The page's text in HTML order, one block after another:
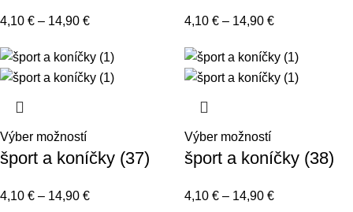
4,10 € – 14,90 € 4,10 € – 14,90 €
Výber možností
šport a koníčky (37)
4,10 € – 14,90 €
Výber možností
šport a koníčky (38)
4,10 € – 14,90 €